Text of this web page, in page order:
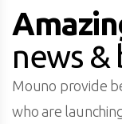
news &
Mouno provide
who are